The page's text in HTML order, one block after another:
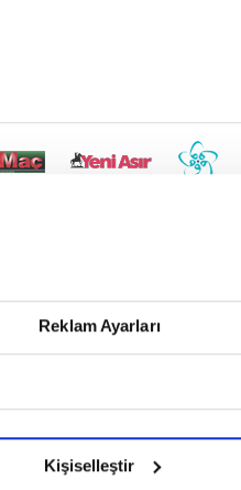
Reklam Ayarları
Kişiselleştir